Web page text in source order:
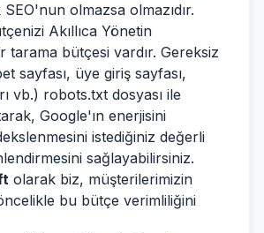
olmazsa olmazıdır.
Akıllıca Yönetin
tarama bütçesi vardır. Gereksiz
sayfası, üye giriş sayfası,
vb.) robots.txt dosyası ile
Google'ın enerjisini
istediğiniz değerli
sağlayabilirsiniz.
olarak biz, müşterilerimizin
bu bütçe verimliliğini